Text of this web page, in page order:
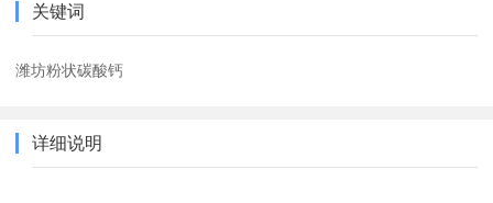
关键词
潍坊粉状碳酸钙
详细说明